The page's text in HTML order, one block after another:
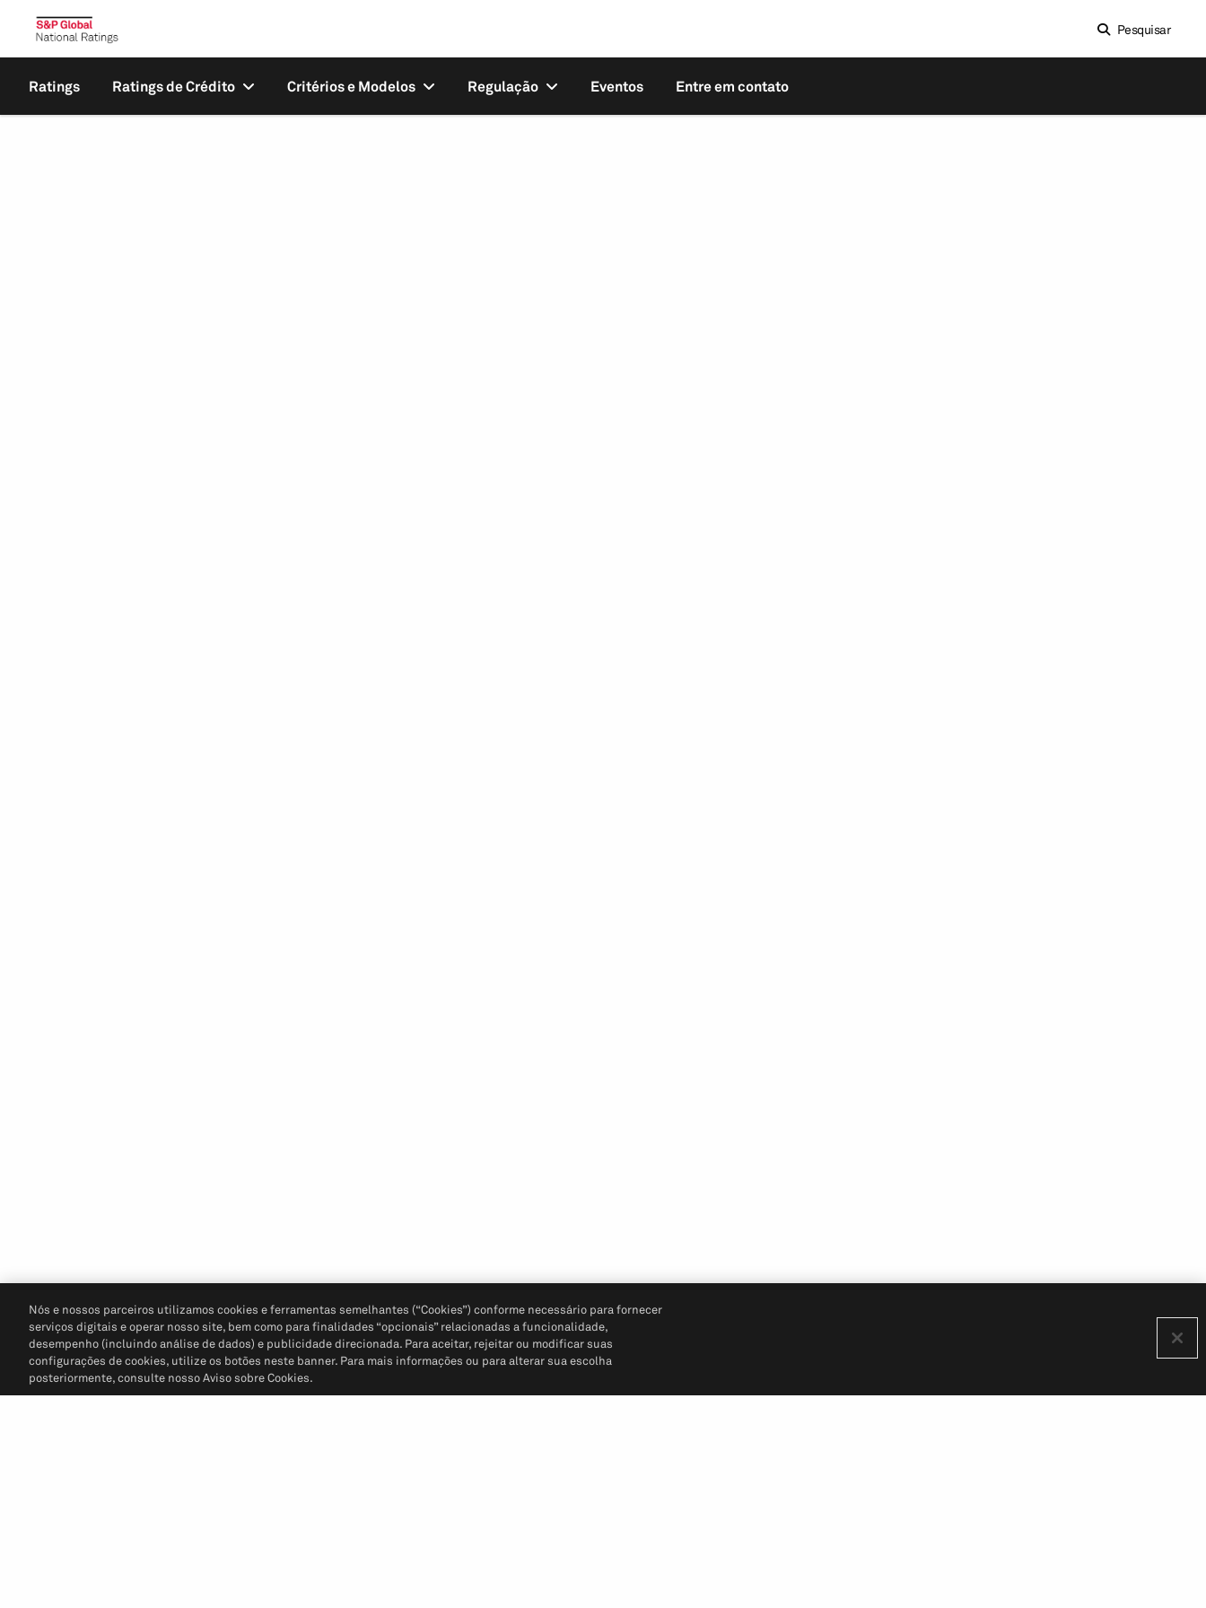
Pesquisar
Ratings Ratings de Crédito Critérios e Modelos Regulação Eventos Entre em contato
Nós e nossos parceiros utilizamos cookies e ferramentas semelhantes (“Cookies”) conforme necessário para fornecer
serviços digitais e operar nosso site, bem como para finalidades “opcionais” relacionadas a funcionalidade,
desempenho (incluindo análise de dados) e publicidade direcionada. Para aceitar, rejeitar ou modificar suas
configurações de cookies, utilize os botões neste banner. Para mais informações ou para alterar sua escolha
posteriormente, consulte nosso Aviso sobre Cookies.